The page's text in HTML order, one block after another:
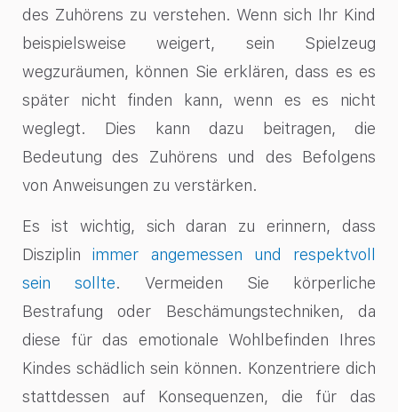
des Zuhörens zu verstehen. Wenn sich Ihr Kind
beispielsweise weigert, sein Spielzeug
wegzuräumen, können Sie erklären, dass es es
später nicht finden kann, wenn es es nicht
weglegt. Dies kann dazu beitragen, die
Bedeutung des Zuhörens und des Befolgens
von Anweisungen zu verstärken.
Es ist wichtig, sich daran zu erinnern, dass
Disziplinimmer angemessen und respektvoll
sein sollte. Vermeiden Sie körperliche
Bestrafung oder Beschämungstechniken, da
diese für das emotionale Wohlbefinden Ihres
Kindes schädlich sein können. Konzentriere dich
stattdessen auf Konsequenzen, die für das